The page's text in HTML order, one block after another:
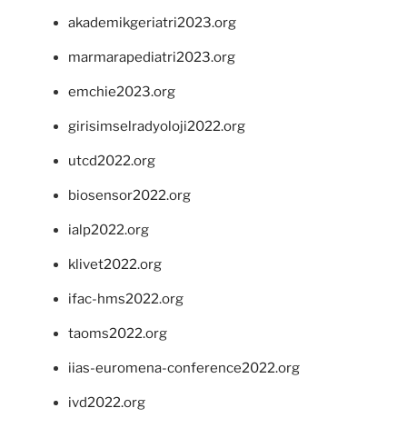
akademikgeriatri2023.org
marmarapediatri2023.org
emchie2023.org
girisimselradyoloji2022.org
utcd2022.org
biosensor2022.org
ialp2022.org
klivet2022.org
ifac-hms2022.org
taoms2022.org
iias-euromena-conference2022.org
ivd2022.org